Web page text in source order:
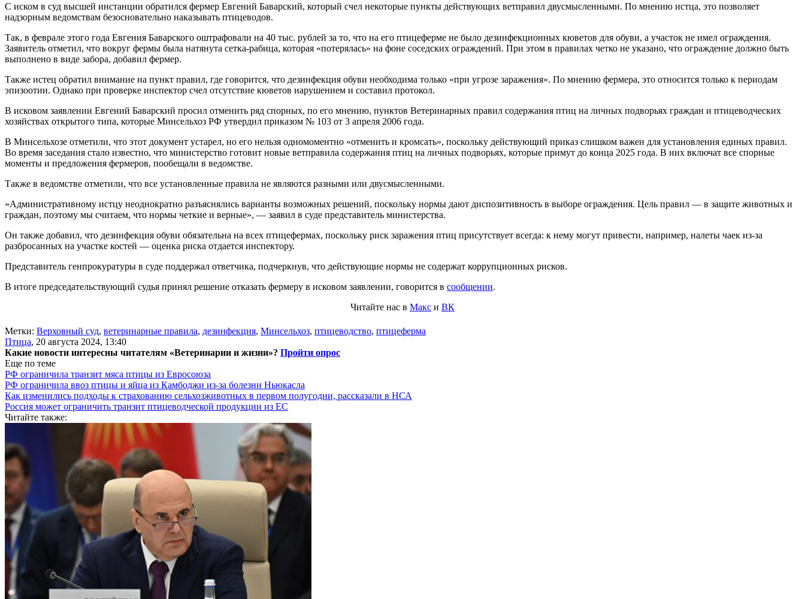
С иском в суд высшей инстанции обратился фермер Евгений Баварский, который счел некоторые пункты действующих ветправил двусмысленными. По мнению истца, это позволяет
надзорным ведомствам безосновательно наказывать птицеводов.
Так, в феврале этого года Евгения Баварского оштрафовали на 40 тыс. рублей за то, что на его птицеферме не было дезинфекционных кюветов для обуви, а участок не имел ограждения.
Заявитель отметил, что вокруг фермы была натянута сетка-рабица, которая «потерялась» на фоне соседских ограждений. При этом в правилах четко не указано, что ограждение должно быть
выполнено в виде забора, добавил фермер.
Также истец обратил внимание на пункт правил, где говорится, что дезинфекция обуви необходима только «при угрозе заражения». По мнению фермера, это относится только к периодам
эпизоотии. Однако при проверке инспектор счел отсутствие кюветов нарушением и составил протокол.
В исковом заявлении Евгений Баварский просил отменить ряд спорных, по его мнению, пунктов Ветеринарных правил содержания птиц на личных подворьях граждан и птицеводческих
хозяйствах открытого типа, которые Минсельхоз РФ утвердил приказом № 103 от 3 апреля 2006 года.
В Минсельхозе отметили, что этот документ устарел, но его нельзя одномоментно «отменить и кромсать», поскольку действующий приказ слишком важен для установления единых правил.
Во время заседания стало известно, что министерство готовит новые ветправила содержания птиц на личных подворьях, которые примут до конца 2025 года. В них включат все спорные
моменты и предложения фермеров, пообещали в ведомстве.
Также в ведомстве отметили, что все установленные правила не являются разными или двусмысленными.
«Административному истцу неоднократно разъяснялись варианты возможных решений, поскольку нормы дают диспозитивность в выборе ограждения. Цель правил — в защите животных и
граждан, поэтому мы считаем, что нормы четкие и верные», — заявил в суде представитель министерства.
Он также добавил, что дезинфекция обуви обязательна на всех птицефермах, поскольку риск заражения птиц присутствует всегда: к нему могут привести, например, налеты чаек из-за
разбросанных на участке костей — оценка риска отдается инспектору.
Представитель генпрокуратуры в суде поддержал ответчика, подчеркнув, что действующие нормы не содержат коррупционных рисков.
В итоге председательствующий судья принял решение отказать фермеру в исковом заявлении, говорится в сообщении.
Читайте нас в Макс и ВК
Метки: Верховный суд, ветеринарные правила, дезинфекция, Минсельхоз, птицеводство, птицеферма
Птица, 20 августа 2024, 13:40
Какие новости интересны читателям «Ветеринарии и жизни»? Пройти опрос
Еще по теме
РФ ограничила транзит мяса птицы из Евросоюза
РФ ограничила ввоз птицы и яйца из Камбоджи из-за болезни Ньюкасла
Как изменились подходы к страхованию сельхозживотных в первом полугодии, рассказали в НСА
Россия может ограничить транзит птицеводческой продукции из ЕС
Читайте также: